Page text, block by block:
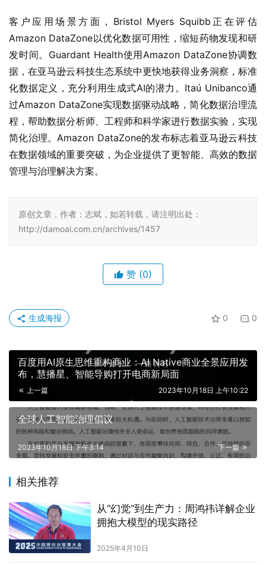
客户应用场景方面，Bristol Myers Squibb正在评估
Amazon DataZone以优化数据可用性，缩短药物发现和研
发时间。Guardant Health使用Amazon DataZone协调数
据，在亚马逊云科技生态系统中更快地获得业务洞察，标准
化数据定义，充分利用生成式AI的潜力。Itaú Unibanco通
过Amazon DataZone实现数据驱动战略，简化数据治理流
程，帮助数据分析师、工程师和科学家进行数据实验，实现
简化治理。Amazon DataZone的发布标志着亚马逊云科技
在数据领域的重要突破，为企业提供了更智能、高效的数据
管理与治理解决方案。
原创文章，作者：志斌，如若转载，请注明出处：
http://damoai.com.cn/archives/1457
赞 (0)
0 0
生成海报
百度用AI原生思维重构商业：AI Native商业全景应用发
布，慧播星、智能导购打开电商新局面
上一篇 2023年10月18日 上午10:22
全球人工智能治理倡议
下一篇
2023年10月18日 下午3:14
相关推荐
从“幻觉”到生产力：周鸿祎详解企业
拥抱大模型的现实路径
2025年4月10日